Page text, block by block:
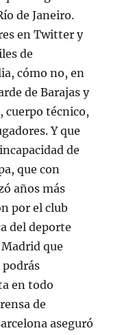
de Janeiro.
en Twitter y
de
cómo no, en
de Barajas y
cuerpo técnico,
Y que
de
que con
años más
por el club
del deporte
que
podrás
en todo
de
aseguró